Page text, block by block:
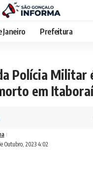
Janeiro Prefeitura
Polícia Militar
em Itaboraí
Outubro, 2023 4:02